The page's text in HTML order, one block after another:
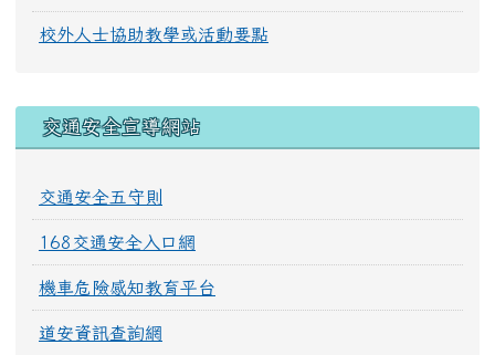
校外人士協助教學或活動要點
交通安全宣導網站
交通安全五守則
168交通安全入口網
機車危險感知教育平台
道安資訊查詢網